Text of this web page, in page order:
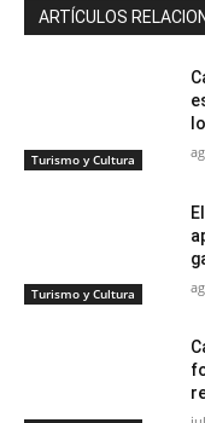
ARTÍCULOS
Turismo y Cultura
Turismo y Cultura